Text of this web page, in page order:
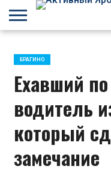
ЗАВОЛГА
КИРОВСКИЙ
НЕФТЕСТРОЙ
ПЕРЕКОП
ПЯТЕРКА
ФРУНЗЕНСКИЙ
ПРОЧЕЕ
БРАГИНО
Ехавший
водитель
который
замечание